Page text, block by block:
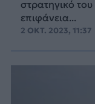
στρατηγικό
επιφάνεια...
2 ΟΚΤ. 2023, 11:37